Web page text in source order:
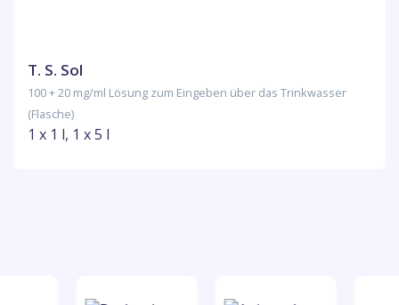
T. S. Sol
100 + 20 mg/ml Lösung zum Eingeben über das Trinkwasser
(Flasche)
1 x 1 l, 1 x 5 l